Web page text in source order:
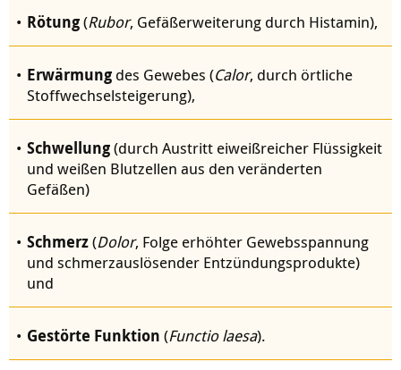
Rötung(Rubor, Gefäßerweiterung durch Histamin),
Erwärmung des Gewebes (Calor, durch örtliche
Stoffwechselsteigerung),
Schwellung(durch Austritt eiweißreicher Flüssigkeit
und weißen Blutzellen aus den veränderten
Gefäßen)
Schmerz(Dolor, Folge erhöhter Gewebsspannung
und schmerzauslösender Entzündungsprodukte)
und
Gestörte Funktion (Functio laesa).